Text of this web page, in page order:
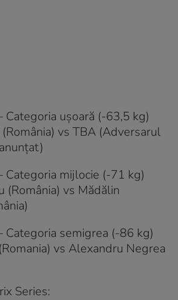
Categoria uşoară (-63,5 kg)
vs TBA (Adversarul
Categoria mijlocie (-71 kg)
(România) vs Mădălin
Categoria semigrea (-86 kg)
vs Alexandru Negrea
Series: